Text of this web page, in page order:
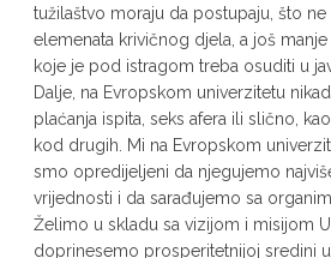
tužilaštvo moraju da postupaju, što ne
elemenata krivičnog djela, a još
koje je pod istragom treba osuditi u
Dalje, na Evropskom univerzitetu
plaćanja ispita, seks afera ili slično,
kod drugih. Mi na Evropskom
smo opredijeljeni da njegujemo
vrijednosti i da sarađujemo sa
Želimo u skladu sa vizijom i misijom
doprinesemo prosperitetnijoj sredini